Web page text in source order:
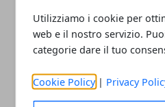
Utilizziamo i cookie per
web e il nostro servizio.
categorie dare il tuo
Cookie Policy | Privacy